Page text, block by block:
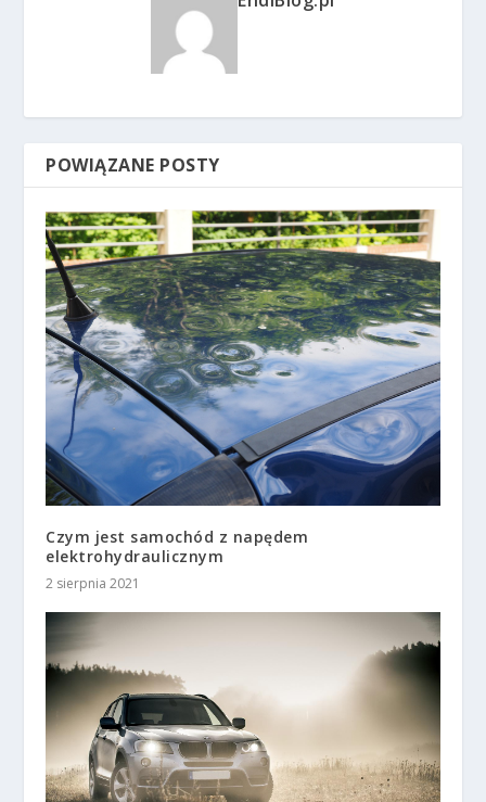
POWIĄZANE POSTY
Czym jest samochód z napędem
elektrohydraulicznym
2 sierpnia 2021